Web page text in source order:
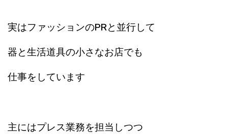
実はファッションのPRと並行して
器と生活道具の小さなお店でも
仕事をしています
主にはプレス業務を担当しつつ